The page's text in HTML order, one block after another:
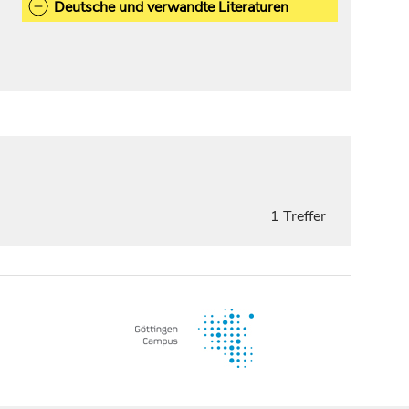
Deutsche und verwandte Literaturen
1 Treffer